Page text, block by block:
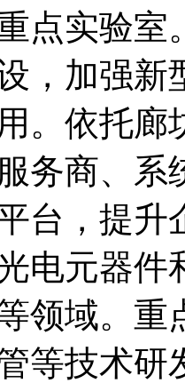
点实验室
，加强
。依托
务商、系
台，提升
电元器件
领域。重
等技术研